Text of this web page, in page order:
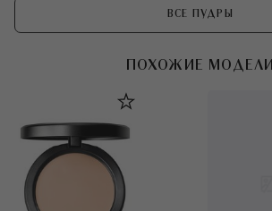
ВСЕ ПУДРЫ
ПОХОЖИЕ МОДЕЛИ